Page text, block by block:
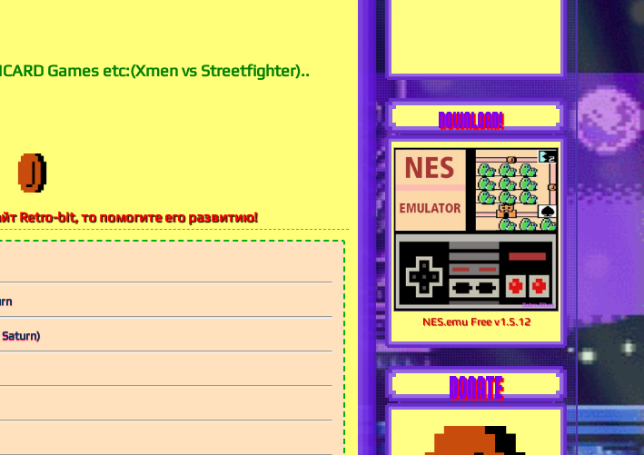
Games etc:(Xmen vs Streetfighter)..
Retro-bit, то помогите его развитию!
DOWNLOAD!
NES.emu Free v1.5.12
DONATE